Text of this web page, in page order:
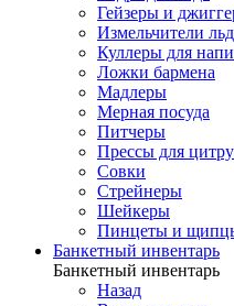
Гейзеры и
Измельчители
Куллеры для
Ложки бармена
Мадлеры
Мерная посуда
Питчеры
Прессы для
Совки
Стрейнеры
Шейкеры
Пинцеты и
Банкетный инвентарь
Банкетный инвентарь
Назад